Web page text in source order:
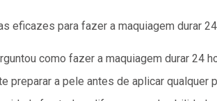
eficazes para fazer a maquiagem durar
como fazer a maquiagem durar 24
preparar a pele antes de aplicar